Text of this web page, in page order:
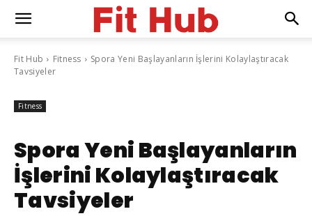
Fit Hub Fitness
Spora Yeni Başlayanların İşlerini Kolaylaştıracak
Tavsiyeler
Fitness
Spora Yeni Başlayanların
İşlerini Kolaylaştıracak
Tavsiyeler